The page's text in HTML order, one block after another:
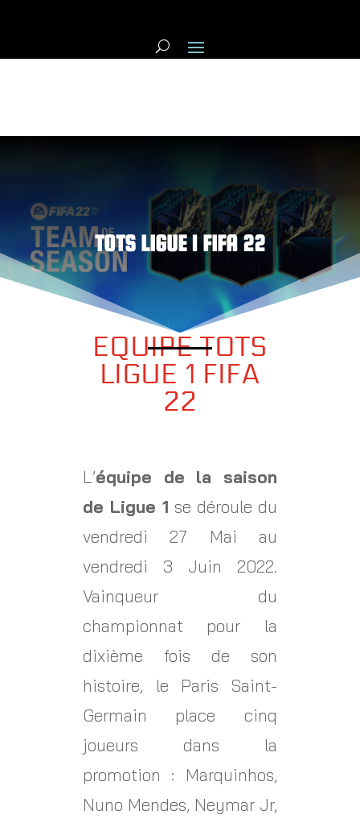
TOTS LIGUE 1 FIFA 22
EQUIPE TOTS
LIGUE 1 FIFA
22
L’équipe de la saison
de Ligue 1 se déroule du
vendredi 27 Mai au
vendredi 3 Juin 2022.
Vainqueur du
championnat pour la
dixième fois de son
histoire, le Paris Saint-
Germain place cinq
joueurs dans la
promotion : Marquinhos,
Nuno Mendes, Neymar Jr,